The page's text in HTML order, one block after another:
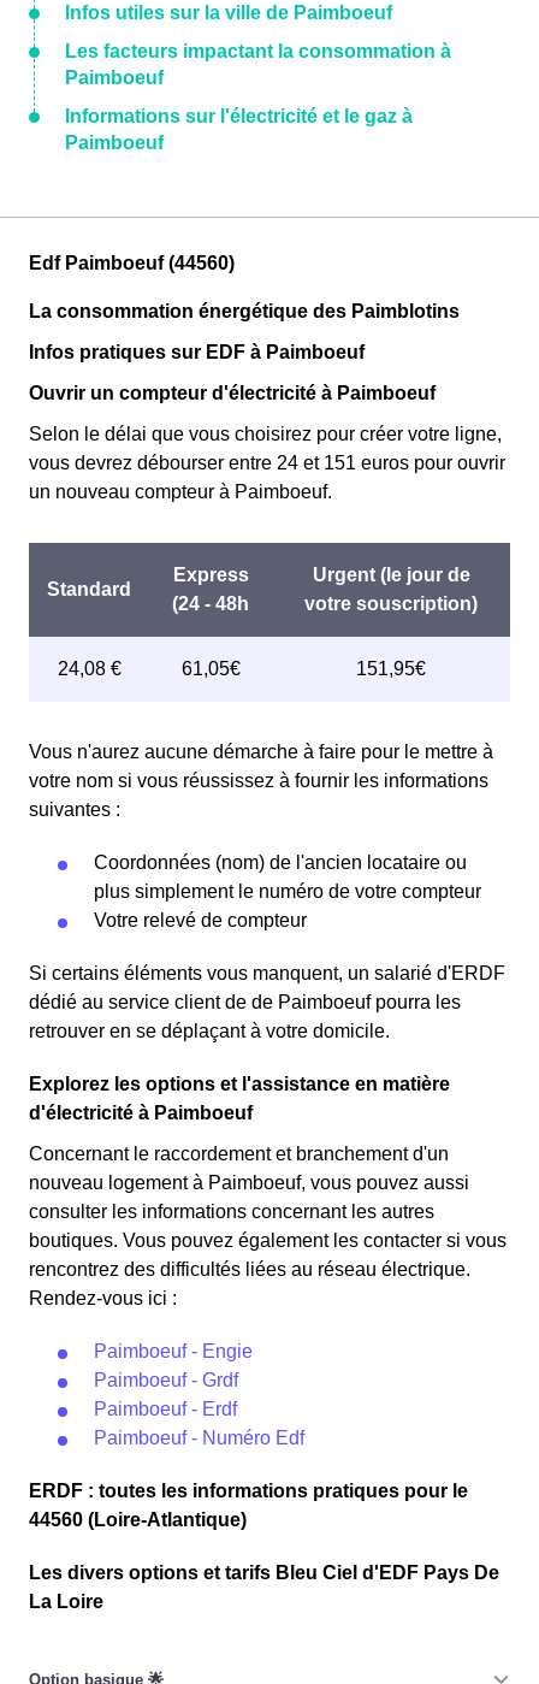
Infos utiles sur la ville de Paimboeuf
Les facteurs impactant la consommation à
Paimboeuf
Informations sur l'électricité et le gaz à
Paimboeuf
Edf Paimboeuf (44560)
La consommation énergétique des Paimblotins
Infos pratiques sur EDF à Paimboeuf
Ouvrir un compteur d'électricité à Paimboeuf
Selon le délai que vous choisirez pour créer votre ligne,
vous devrez débourser entre 24 et 151 euros pour ouvrir
un nouveau compteur à Paimboeuf.
Vous n'aurez aucune démarche à faire pour le mettre à
votre nom si vous réussissez à fournir les informations
suivantes :
Coordonnées (nom) de l'ancien locataire ou
plus simplement le numéro de votre compteur
Votre relevé de compteur
Si certains éléments vous manquent, un salarié d'ERDF
dédié au service client de de Paimboeuf pourra les
retrouver en se déplaçant à votre domicile.
Explorez les options et l'assistance en matière
d'électricité à Paimboeuf
Concernant le raccordement et branchement d'un
nouveau logement à Paimboeuf, vous pouvez aussi
consulter les informations concernant les autres
boutiques. Vous pouvez également les contacter si vous
rencontrez des difficultés liées au réseau électrique.
Rendez-vous ici :
Paimboeuf - Engie
Paimboeuf - Grdf
Paimboeuf - Erdf
Paimboeuf - Numéro Edf
ERDF : toutes les informations pratiques pour le
44560 (Loire-Atlantique)
Les divers options et tarifs Bleu Ciel d'EDF Pays De
La Loire